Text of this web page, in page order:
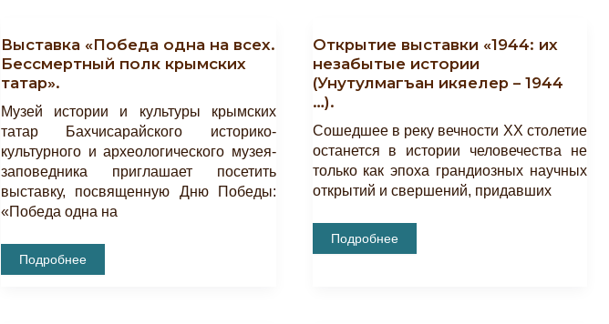
Выставка «Победа одна на всех.
Бессмертный полк крымских
татар».
Музей истории и культуры крымских
татар Бахчисарайского историко-
культурного и археологического музея-
заповедника приглашает посетить
выставку, посвященную Дню Победы:
«Победа одна на
Выставка
«Победа
Подробнее
Открытие выставки «1944: их
незабытые истории
(Унутулмагъан икяелер – 1944
…).
Сошедшее в реку вечности ХХ столетие
останется в истории человечества не
только как эпоха грандиозных научных
открытий и свершений, придавших
Открытие
Выставки
Подробнее